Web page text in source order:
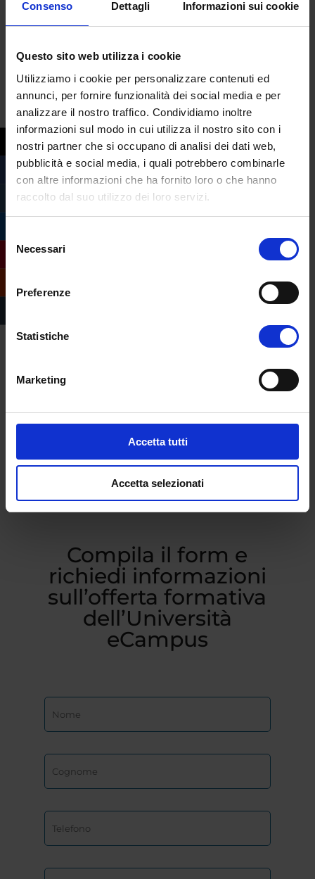
Consenso Dettagli Informazioni sui cookie
Questo sito web utilizza i cookie
Utilizziamo i cookie per personalizzare contenuti ed
annunci, per fornire funzionalità dei social media e per
analizzare il nostro traffico. Condividiamo inoltre
informazioni sul modo in cui utilizza il nostro sito con i
nostri partner che si occupano di analisi dei dati web,
pubblicità e social media, i quali potrebbero combinarle
con altre informazioni che ha fornito loro o che hanno
raccolto dal suo utilizzo dei loro servizi.
delNecessari
Preferenze
Statistiche
Marketing
Accetta tutti
Accetta selezionati
dagli usi e costumi diversi ma anche di cose
misteriose e fantastiche descritte da Marco
I mondi di Marco Polo. Il viaggio di un
mercante veneziano del Duecento, a cura
di Giovanni Curatola e Chiara Squarcina
visitabile fino al 29 settembre 2024 presso
Palazzo Ducale – Appartamento del Doge
Compila il form e
richiedi informazioni
sull’offerta formativa
dell’Università
eCampus